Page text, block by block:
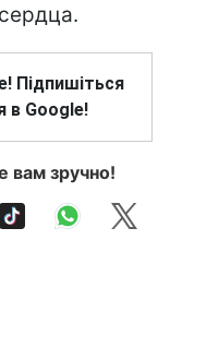
Підпишіться
в Google!
вам зручно!